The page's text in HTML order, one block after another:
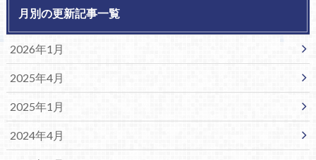
月別の更新記事一覧
2026年1月
2025年4月
2025年1月
2024年4月